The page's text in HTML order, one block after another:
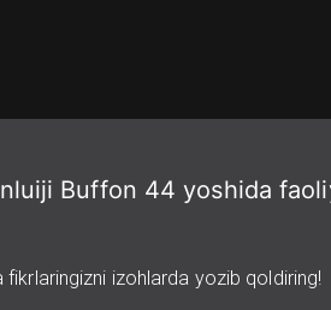
Buffon 44 yoshida
izohlarda yozib qoldiring!